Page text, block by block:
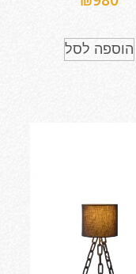
הוספה לסל